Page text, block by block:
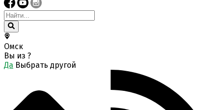
Омск
Вы из ?
Да Выбрать другой